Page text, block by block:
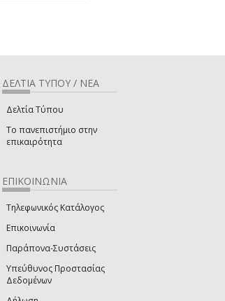
ΔΕΛΤΙΑ ΤΥΠΟΥ / ΝΕΑ
Δελτία Τύπου
Το πανεπιστήμιο στην
επικαιρότητα
ΕΠΙΚΟΙΝΩΝΙΑ
Τηλεφωνικός Κατάλογος
Επικοινωνία
Παράπονα-Συστάσεις
Υπεύθυνος Προστασίας
Δεδομένων